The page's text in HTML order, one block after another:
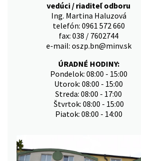
vedúci / riaditeľ odboru
Ing. Martina Haluzová
telefón: 0961 572 660
fax: 038 / 7602744
e-mail: oszp.bn@minv.sk
ÚRADNÉ HODINY:
Pondelok: 08:00 - 15:00
Utorok: 08:00 - 15:00
Streda: 08:00 - 17:00
Štvrtok: 08:00 - 15:00
Piatok: 08:00 - 14:00